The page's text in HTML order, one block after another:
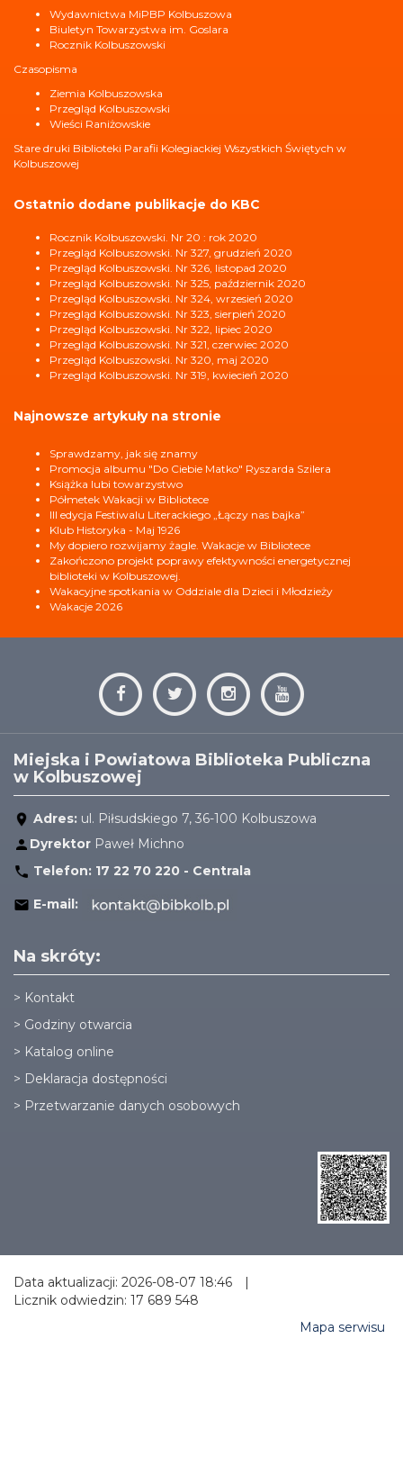
Wydawnictwa MiPBP Kolbuszowa
Biuletyn Towarzystwa im. Goslara
Rocznik Kolbuszowski
Czasopisma
Ziemia Kolbuszowska
Przegląd Kolbuszowski
Wieści Raniżowskie
Stare druki Biblioteki Parafii Kolegiackiej Wszystkich Świętych w
Kolbuszowej
Ostatnio dodane publikacje do KBC
Rocznik Kolbuszowski. Nr 20 : rok 2020
Przegląd Kolbuszowski. Nr 327, grudzień 2020
Przegląd Kolbuszowski. Nr 326, listopad 2020
Przegląd Kolbuszowski. Nr 325, październik 2020
Przegląd Kolbuszowski. Nr 324, wrzesień 2020
Przegląd Kolbuszowski. Nr 323, sierpień 2020
Przegląd Kolbuszowski. Nr 322, lipiec 2020
Przegląd Kolbuszowski. Nr 321, czerwiec 2020
Przegląd Kolbuszowski. Nr 320, maj 2020
Przegląd Kolbuszowski. Nr 319, kwiecień 2020
Najnowsze artykuły na stronie
Sprawdzamy, jak się znamy
Promocja albumu "Do Ciebie Matko" Ryszarda Szilera
Książka lubi towarzystwo
Półmetek Wakacji w Bibliotece
III edycja Festiwalu Literackiego „Łączy nas bajka”
Klub Historyka - Maj 1926
My dopiero rozwijamy żagle. Wakacje w Bibliotece
Zakończono projekt poprawy efektywności energetycznej
biblioteki w Kolbuszowej.
Wakacyjne spotkania w Oddziale dla Dzieci i Młodzieży
Wakacje 2026
Miejska i Powiatowa Biblioteka Publiczna
w Kolbuszowej
Adres: ul. Piłsudskiego 7, 36-100 Kolbuszowa
Dyrektor Paweł Michno
Telefon: 17 22 70 220 - Centrala
E-mail:
Na skróty:
> Kontakt
> Godziny otwarcia
> Katalog online
> Deklaracja dostępności
> Przetwarzanie danych osobowych
Data aktualizacji: 2026-08-07 18:46
Licznik odwiedzin: 17 689 548
Mapa serwisu